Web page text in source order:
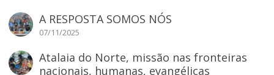
A RESPOSTA SOMOS NÓS
07/11/2025
Atalaia do Norte, missão nas fronteiras
nacionais, humanas, evangélicas